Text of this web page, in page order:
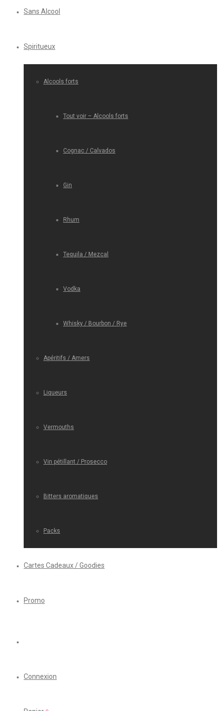
Sans Alcool
Spiritueux
Alcools forts
Tout voir – Alcools forts
Cognac / Calvados
Gin
Rhum
Tequila / Mezcal
Vodka
Whisky / Bourbon / Rye
Apéritifs / Amers
Liqueurs
Vermouths
Vin pétillant / Prosecco
Bitters aromatiques
Packs
Cartes Cadeaux / Goodies
Promo
Connexion